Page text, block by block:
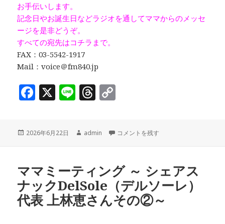
お手伝いします。
記念日やお誕生日などラジオを通してママからのメッセ
ージを是非どうぞ。
すべての宛先はコチラまで。
FAX：03-5542-1917
Mail：voice＠fm840.jp
F
c
e
o
o
k
X Li
e
T
r
e
d
s
y
n
k
投
2026年6月22日
作
admin 「子どもの安全〜前編」ゲスト：京橋
コメントを残す
ママミーティング ～ シェアス
ナックDelSole（デルソーレ）
代表 上林恵さんその②～